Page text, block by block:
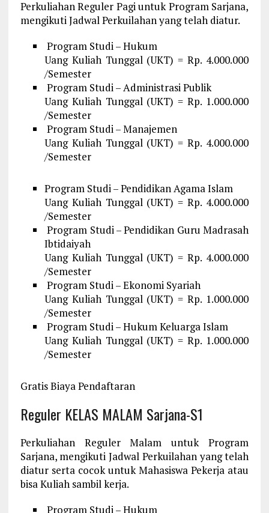
Perkuliahan Reguler Pagi untuk Program Sarjana,
mengikuti Jadwal Perkuilahan yang telah diatur.
Program Studi – Hukum
Uang Kuliah Tunggal (UKT) = Rp. 4.000.000
/Semester
Program Studi – Administrasi Publik
Uang Kuliah Tunggal (UKT) = Rp. 1.000.000
/Semester
Program Studi – Manajemen
Uang Kuliah Tunggal (UKT) = Rp. 4.000.000
/Semester
Program Studi – Pendidikan Agama Islam
Uang Kuliah Tunggal (UKT) = Rp. 4.000.000
/Semester
Program Studi – Pendidikan Guru Madrasah
Ibtidaiyah
Uang Kuliah Tunggal (UKT) = Rp. 4.000.000
/Semester
Program Studi – Ekonomi Syariah
Uang Kuliah Tunggal (UKT) = Rp. 1.000.000
/Semester
Program Studi – Hukum Keluarga Islam
Uang Kuliah Tunggal (UKT) = Rp. 1.000.000
/Semester
Gratis Biaya Pendaftaran
Reguler KELAS MALAM Sarjana-S1
Perkuliahan Reguler Malam untuk Program
Sarjana, mengikuti Jadwal Perkuilahan yang telah
diatur serta cocok untuk Mahasiswa Pekerja atau
bisa Kuliah sambil kerja.
Program Studi – Hukum